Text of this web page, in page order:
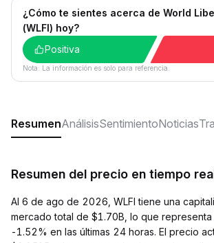
¿Cómo te sientes acerca de World
(WLFI) hoy?
Positiva
Nota: La información es solo para referencia.
ResumenAnálisisSentimientoNoticias
Resumen del precio en tiempo
Al 6 de ago de 2026, WLFI tiene una
mercado total de $1.70B, lo que representa
-1.52% en las últimas 24 horas. El precio